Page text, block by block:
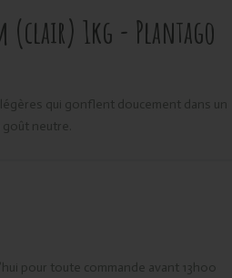
(clair) 1kg - Plantago
qui gonflent doucement dans un
neutre.
pour toute commande avant 13h00